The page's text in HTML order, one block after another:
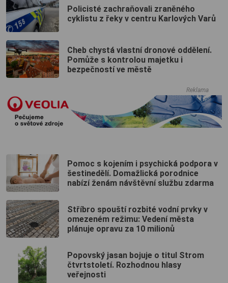
Policisté zachraňovali zraněného
cyklistu z řeky v centru Karlových Varů
Cheb chystá vlastní dronové oddělení.
Pomůže s kontrolou majetku i
bezpečností ve městě
Reklama
Pomoc s kojením i psychická podpora v
šestinedělí. Domažlická porodnice
nabízí ženám návštěvní službu zdarma
Stříbro spouští rozbité vodní prvky v
omezeném režimu: Vedení města
plánuje opravu za 10 milionů
Popovský jasan bojuje o titul Strom
čtvrtstoletí. Rozhodnou hlasy
veřejnosti